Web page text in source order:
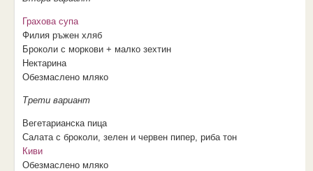
Грахова супа
Филия ръжен хляб
Броколи с моркови + малко зехтин
Нектарина
Обезмаслено мляко
Трети вариант
Вегетарианска пица
Салата с броколи, зелен и червен пипер, риба тон
Киви
Обезмаслено мляко